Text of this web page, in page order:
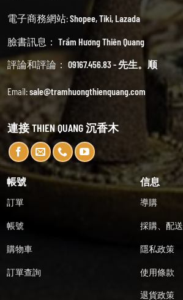
電子商務網站:Shopee,Tiki,Lazada
臉書訊息： Trầm Hương Thiên Quang
評論和評論： 09167.456.83 - 先生。顺
Email:sale@tramhuongthienquang.com
連接 THIEN QUANG 沉香木
帳號
訂單
帳號
購物車
訂單查詢
信息
導購
採購、配送
隱私政策
使用條款
退貨政策